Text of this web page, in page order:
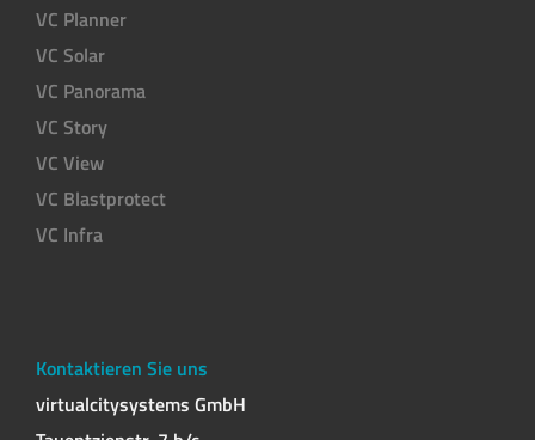
VC Planner
VC Solar
VC Panorama
VC Story
VC View
VC Blastprotect
VC Infra
Kontaktieren Sie uns
virtualcitysystems GmbH